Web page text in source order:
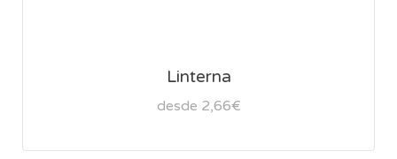
Linterna
desde 2,66€